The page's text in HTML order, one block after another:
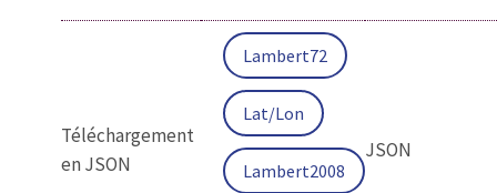
Téléchargement
en JSON
Lambert72
Lat/Lon
Lambert2008
JSON